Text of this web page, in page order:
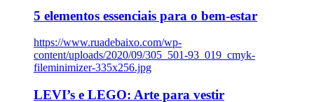
5 elementos essenciais para o bem-estar
https://www.ruadebaixo.com/wp-
content/uploads/2020/09/305_501-93_019_cmyk-
fileminimizer-335x256.jpg
LEVI’s e LEGO: Arte para vestir